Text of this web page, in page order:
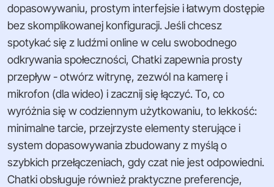
dopasowywaniu, prostym interfejsie i łatwym dostępie
bez skomplikowanej konfiguracji. Jeśli chcesz
spotykać się z ludźmi online w celu swobodnego
odkrywania społeczności, Chatki zapewnia prosty
przepływ - otwórz witrynę, zezwól na kamerę i
mikrofon (dla wideo) i zacznij się łączyć. To, co
wyróżnia się w codziennym użytkowaniu, to lekkość:
minimalne tarcie, przejrzyste elementy sterujące i
system dopasowywania zbudowany z myślą o
szybkich przełączeniach, gdy czat nie jest odpowiedni.
Chatki obsługuje również praktyczne preferencje,